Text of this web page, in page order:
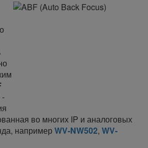
-
во многих IP и аналоговых
например WV-NW502, WV-